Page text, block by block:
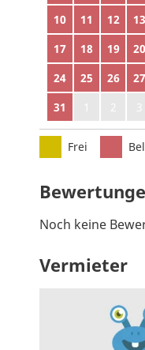
10
11 12 13
17
18 19 20
24
25 26 27
31
2 3
Frei
Noch keine
Vermieter